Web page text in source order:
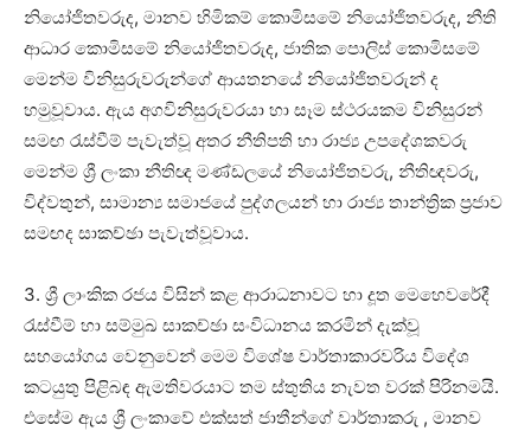
නියෝජිතවරුද, මානව හිමිකම් කොමිසමේ නියෝජිතවරුද, නීති
ආධාර කොමිසමේ නියෝජිතවරුද, ජාතික පොලිස් කොමිසමේ
මෙන්ම විනිසුරුවරුන්ගේ ආයතනයේ නියෝජිතවරුන් ද
හමුවූවාය. ඇය අගවිනිසුරුවරයා හා සෑම ස්ථරයකම විනිසුරන්
සමඟ රැස්වීම් පැවැත්වූ අතර නීතිපති හා රාජ්‍ය උපදේශකවරු
මෙන්ම ශ්‍රී ලංකා නීතිඥ මණ්ඩලයේ නියෝජිතවරු, නීතිඥවරු,
විද්වතුන්, සාමාන්‍ය සමාජයේ පුද්ගලයන් හා රාජ්‍ය තාන්ත්‍රික ප්‍රජාව
සමඟද සාකච්ඡා පැවැත්වූවාය.
3. ශ්‍රී ලාංකික රජය විසින් කළ ආරාධනාවට හා දූත මෙහෙවරේදී
රැස්වීම් හා සම්මුඛ සාකච්ඡා සංවිධානය කරමින් දැක්වූ
සහයෝගය වෙනුවෙන් මෙම විශේෂ වාර්තාකාරවරිය විදේශ
කටයුතු පිළිබඳ ඇමතිවරයාට තම ස්තුතිය නැවත වරක් පිරිනමයි.
එසේම ඇය ශ්‍රී ලංකාවේ එක්සත් ජාතීන්ගේ වාර්තාකරු , මානව